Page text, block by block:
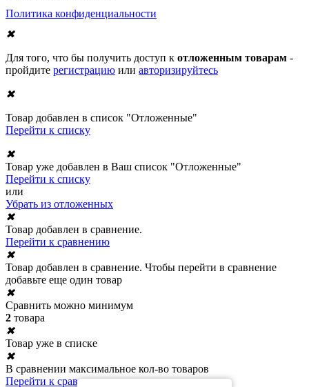
Политика конфиденциальности
✖
Для того, что бы получить доступ к отложенным товарам -
пройдите регистрацию или авторизируйтесь
✖
Товар добавлен в список "Отложенные"
Перейти к списку
✖
Товар уже добавлен в Ваш список "Отложенные"
Перейти к списку
или
Убрать из отложенных
✖
Товар добавлен в сравнение.
Перейти к сравнению
✖
Товар добавлен в сравнение. Чтобы перейти в сравнение
добавьте еще один товар
✖
Сравнить можно минимум
2 товара
✖
Товар уже в списке
✖
В сравнении максимальное кол-во товаров
Перейти к сравнению